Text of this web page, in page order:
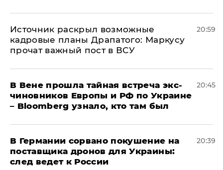
​Источник раскрыл возможные
кадровые планы Драпатого: Маркусу
прочат важный пост в ВСУ
20:59
В Вене прошла тайная встреча экс-
чиновников Европы и РФ по Украине
– Bloomberg узнало, кто там был
20:45
​В Германии сорвано покушение на
поставщика дронов для Украины:
след ведет к России
20:39